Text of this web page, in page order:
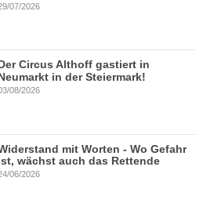
07/2026
Der Circus Althoff gastiert in
in der Steiermark!
08/2026
mit Worten - Wo Gefahr
wächst auch das Rettende
06/2026